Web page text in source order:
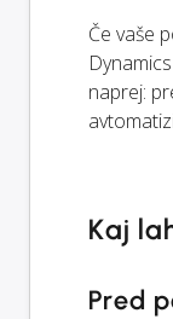
Če vaše
naprej:
Kaj
Pred